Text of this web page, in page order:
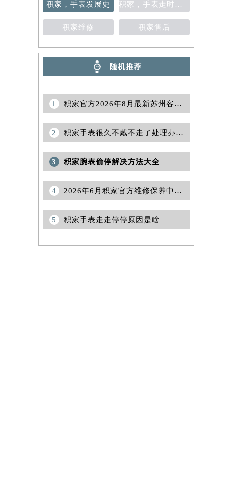
前预约）
积家，手表发展史 积家，手表走时不准
积家维修 积家售后
随机推荐
1 积家官方2026年8月最新苏州客户售后网点地址与热线电话公示
2 积家手表很久不戴不走了处理办法深度解析
3 积家腕表偷停解决方法大全
4 2026年6月积家官方维修保养中心网点变动及新增补充最终速查表文本
5 积家手表走走停停原因是啥